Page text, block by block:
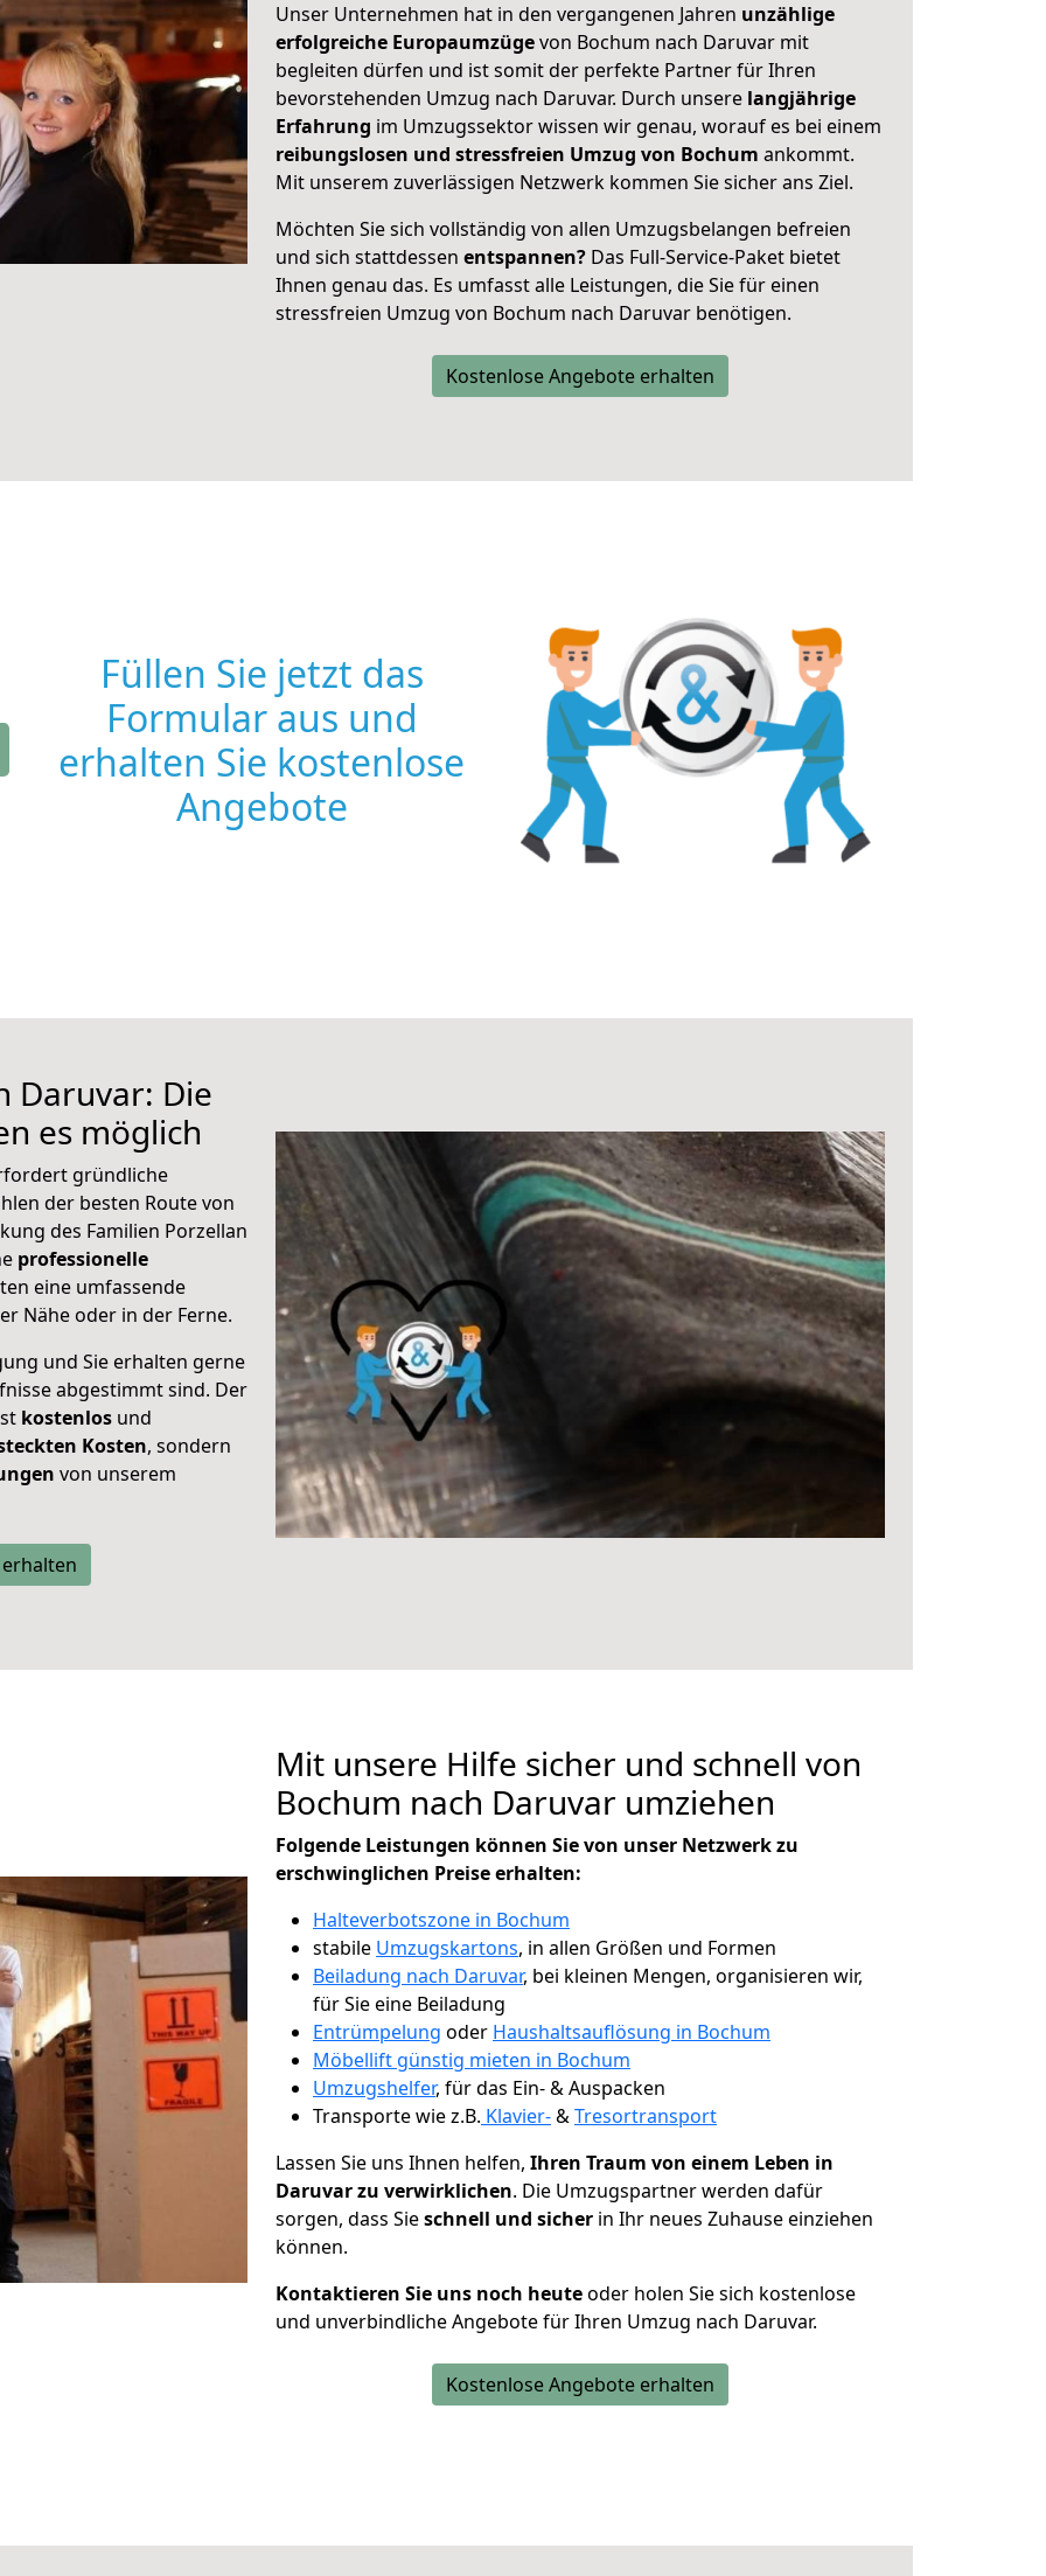
Unser Unternehmen hat in den vergangenen Jahren unzählige
erfolgreiche Europaumzügevon Bochum nach Daruvar mit
begleiten dürfen und ist somit der perfekte Partner für Ihren
bevorstehenden Umzug nach Daruvar. Durch unsere langjährige
Erfahrung im Umzugssektor wissen wir genau, worauf es bei einem
reibungslosen und stressfreien Umzug von Bochum ankommt.
Mit unserem zuverlässigen Netzwerk kommen Sie sicher ans Ziel.
Möchten Sie sich vollständig von allen Umzugsbelangen befreien
und sich stattdessen entspannen? Das Full-Service-Paket bietet
Ihnen genau das. Es umfasst alle Leistungen, die Sie für einen
stressfreien Umzug von Bochum nach Daruvar benötigen.
Kostenlose Angebote erhalten
Füllen Sie jetzt das
Formular aus und
erhalten Sie kostenlose
Angebote
Daruvar: Die
es möglich
gründliche
der besten Route von
des Familien Porzellan
professionelle
eine umfassende
Nähe oder in der Ferne.
und Sie erhalten gerne
abgestimmt sind. Der
kostenlos und
Kosten, sondern
von unserem
Mit unsere Hilfe sicher und schnell von
Bochum nach Daruvar umziehen
Folgende Leistungen können Sie von unser Netzwerk zu
erschwinglichen Preise erhalten:
Halteverbotszone in Bochum
stabile Umzugskartons, in allen Größen und Formen
Beiladung nach Daruvar, bei kleinen Mengen, organisieren wir,
für Sie eine Beiladung
Entrümpelung oder Haushaltsauflösung in Bochum
Möbellift günstig mieten in Bochum
Umzugshelfer, für das Ein- & Auspacken
Transporte wie z.B. Klavier-&Tresortransport
Lassen Sie uns Ihnen helfen, Ihren Traum von einem Leben in
Daruvar zu verwirklichen. Die Umzugspartner werden dafür
sorgen, dass Sieschnell und sicher in Ihr neues Zuhause einziehen
können.
Kontaktieren Sie uns noch heuteoder holen Sie sich kostenlose
und unverbindliche Angebote für Ihren Umzug nach Daruvar.
Kostenlose Angebote erhalten